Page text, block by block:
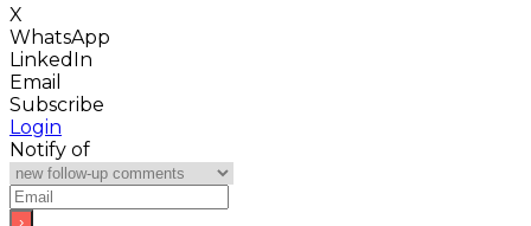
X
WhatsApp
LinkedIn
Email
Subscribe
Login
Notify of